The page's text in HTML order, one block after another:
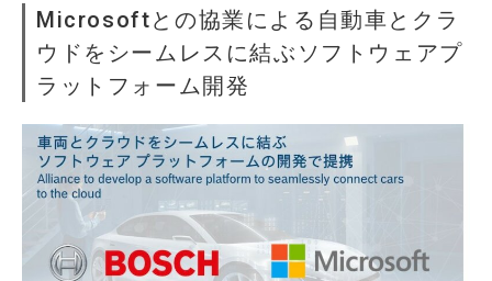
Microsoftとの協業による自動車とクラ
ウドをシームレスに結ぶソフトウェアプ
ラットフォーム開発